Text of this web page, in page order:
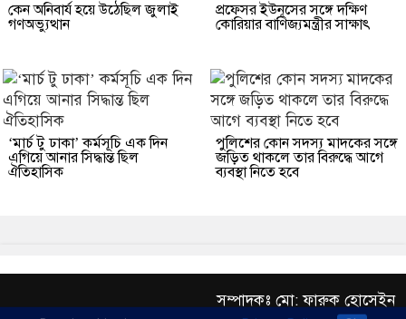
কেন অনিবার্য হয়ে উঠেছিল জুলাই
গণঅভ্যুত্থান
প্রফেসর ইউনূসের সঙ্গে দক্ষিণ
কোরিয়ার বাণিজ্যমন্ত্রীর সাক্ষাৎ
‘মার্চ টু ঢাকা’ কর্মসূচি এক দিন
এগিয়ে আনার সিদ্ধান্ত ছিল
ঐতিহাসিক
পুলিশের কোন সদস্য মাদকের সঙ্গে
জড়িত থাকলে তার বিরুদ্ধে আগে
ব্যবস্থা নিতে হবে
সম্পাদকঃ মো: ফারুক হোসেইন